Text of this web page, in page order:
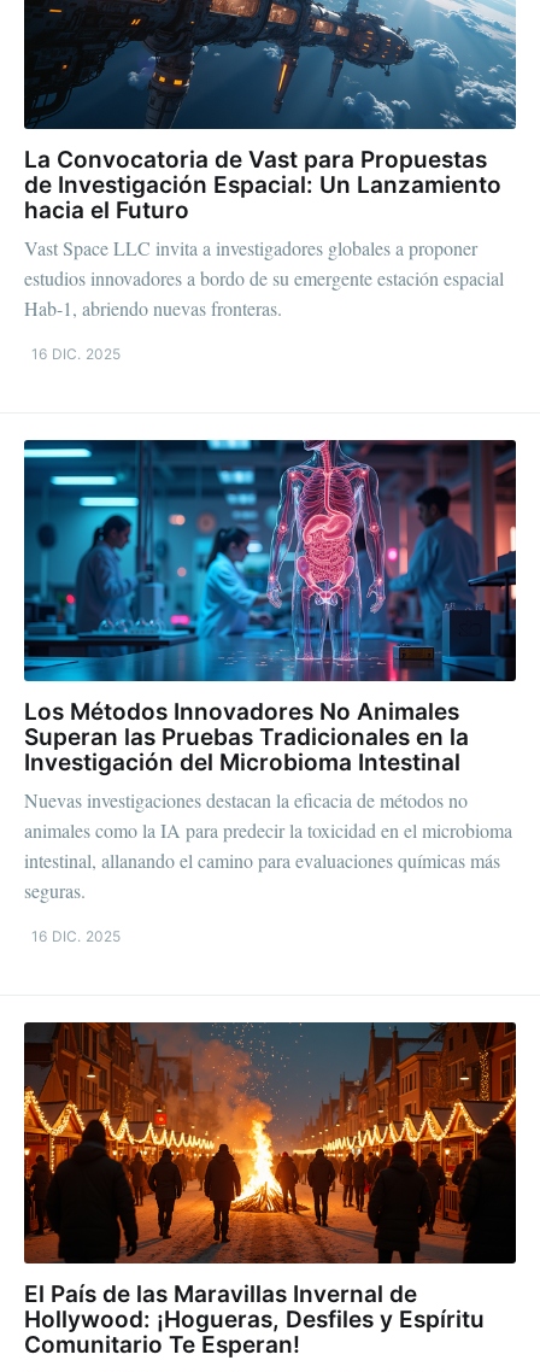
La Convocatoria de Vast para Propuestas
de Investigación Espacial: Un Lanzamiento
hacia el Futuro
Vast Space LLC invita a investigadores globales a proponer
estudios innovadores a bordo de su emergente estación espacial
Hab-1, abriendo nuevas fronteras.
16 DIC. 2025
Los Métodos Innovadores No Animales
Superan las Pruebas Tradicionales en la
Investigación del Microbioma Intestinal
Nuevas investigaciones destacan la eficacia de métodos no
animales como la IA para predecir la toxicidad en el microbioma
intestinal, allanando el camino para evaluaciones químicas más
seguras.
16 DIC. 2025
El País de las Maravillas Invernal de
Hollywood: ¡Hogueras, Desfiles y Espíritu
Comunitario Te Esperan!